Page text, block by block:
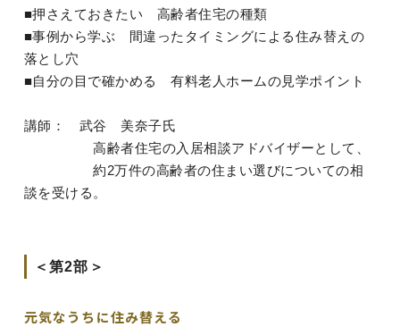
■押さえておきたい 高齢者住宅の種類
■事例から学ぶ 間違ったタイミングによる住み替えの
落とし穴
■自分の目で確かめる 有料老人ホームの見学ポイント
講師： 武谷 美奈子氏
高齢者住宅の入居相談アドバイザーとして、
約2万件の高齢者の住まい選びについての相
談を受ける。
＜第2部＞
元気なうちに住み替える